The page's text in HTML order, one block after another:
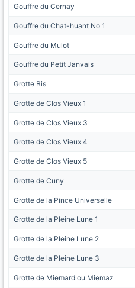
Gouffre du Cernay
Gouffre du Chat-huant No 1
Gouffre du Mulot
Gouffre du Petit Janvais
Grotte Bis
Grotte de Clos Vieux 1
Grotte de Clos Vieux 3
Grotte de Clos Vieux 4
Grotte de Clos Vieux 5
Grotte de Cuny
Grotte de la Pince Universelle
Grotte de la Pleine Lune 1
Grotte de la Pleine Lune 2
Grotte de la Pleine Lune 3
Grotte de Miemard ou Miemaz